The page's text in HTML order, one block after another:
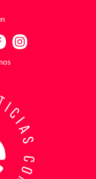
variaban
dependiendo de
de cada víctima. A
varios sectores
200 cámaras de
de analizar
con el objetivo
los sospechosos
Ese
no solo el punto y
sino también la
que habrían
esquema de